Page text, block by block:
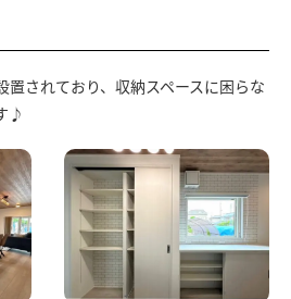
置されており、収納スペースに困らな
♪